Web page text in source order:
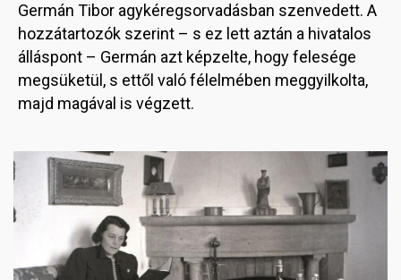
Germán Tibor agykéregsorvadásban szenvedett. A
hozzátartozók szerint – s ez lett aztán a hivatalos
álláspont – Germán azt képzelte, hogy felesége
megsüketül, s ettől való félelmében meggyilkolta,
majd magával is végzett.
Image